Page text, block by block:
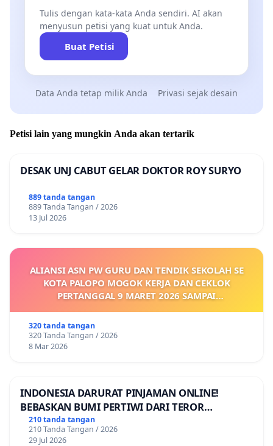
Tulis dengan kata-kata Anda sendiri. AI akan
menyusun petisi yang kuat untuk Anda.
Buat Petisi
Data Anda tetap milik Anda Privasi sejak desain
Petisi lain yang mungkin Anda akan tertarik
DESAK UNJ CABUT GELAR DOKTOR ROY SURYO
889 tanda tangan
889 Tanda Tangan / 2026
13 Jul 2026
ALIANSI ASN PW GURU DAN TENDIK SEKOLAH SE
KOTA PALOPO MOGOK KERJA DAN CEKLOK
PERTANGGAL 9 MARET 2026 SAMPAI
KEJELASAN SUMBER GAJI POKOK
320 tanda tangan
320 Tanda Tangan / 2026
8 Mar 2026
INDONESIA DARURAT PINJAMAN ONLINE!
BEBASKAN BUMI PERTIWI DARI TEROR
PINJAMAN ONLINE! TUTUP PINJOL!
210 tanda tangan
210 Tanda Tangan / 2026
29 Jul 2026